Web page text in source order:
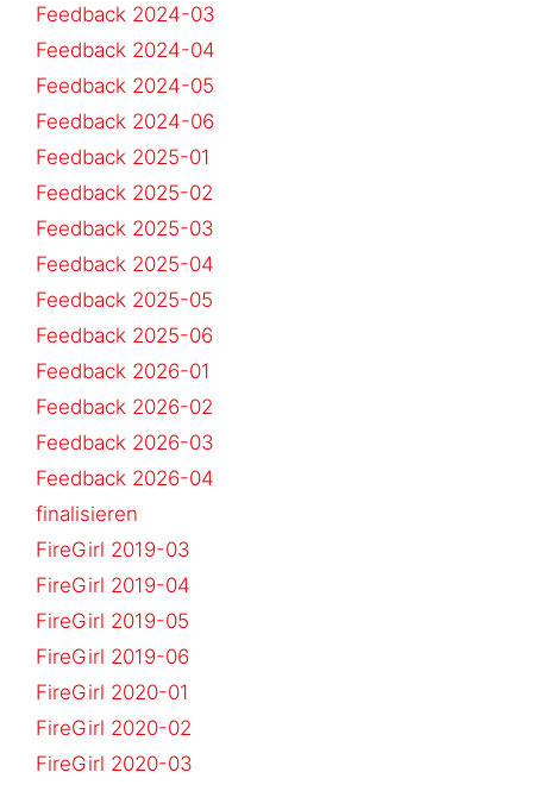
Feedback 2024-03
Feedback 2024-04
Feedback 2024-05
Feedback 2024-06
Feedback 2025-01
Feedback 2025-02
Feedback 2025-03
Feedback 2025-04
Feedback 2025-05
Feedback 2025-06
Feedback 2026-01
Feedback 2026-02
Feedback 2026-03
Feedback 2026-04
finalisieren
FireGirl 2019-03
FireGirl 2019-04
FireGirl 2019-05
FireGirl 2019-06
FireGirl 2020-01
FireGirl 2020-02
FireGirl 2020-03